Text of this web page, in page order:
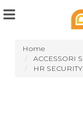
Home
ACCESSORI
HR SECURITY